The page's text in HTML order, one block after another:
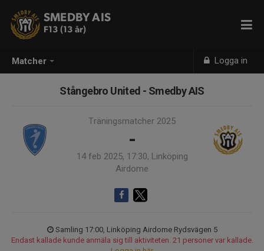
Matcher Logga in
SMEDBY AIS
F13 (13 år)
Stångebro United - Smedby AIS
Träningsmatcher 2025
-
14 feb 2025, 17:30, Linköping
Airdome
Samling 17:00, Linköping Airdome Rydsvägen 5
Endast kallade kunde anmäla sig till aktiviteten. 21 personer var kallade.